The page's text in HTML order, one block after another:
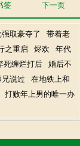
签 下一页
取豪夺了
带着老
之重启 烬欢
年代
死缠烂打后
婚后不
兄说过
在地铁上和
打败年上男的唯一办